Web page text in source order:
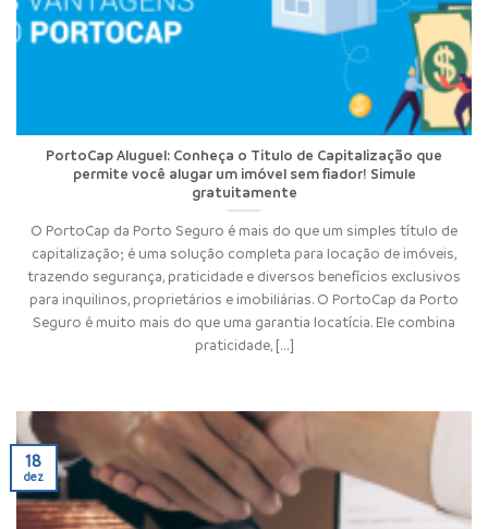
PortoCap Aluguel: Conheça o Titulo de Capitalização que
permite você alugar um imóvel sem fiador! Simule
gratuitamente
O PortoCap da Porto Seguro é mais do que um simples título de
capitalização; é uma solução completa para locação de imóveis,
trazendo segurança, praticidade e diversos benefícios exclusivos
para inquilinos, proprietários e imobiliárias. O PortoCap da Porto
Seguro é muito mais do que uma garantia locatícia. Ele combina
praticidade, [...]
18
dez